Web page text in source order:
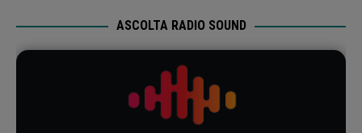
ASCOLTA RADIO SOUND